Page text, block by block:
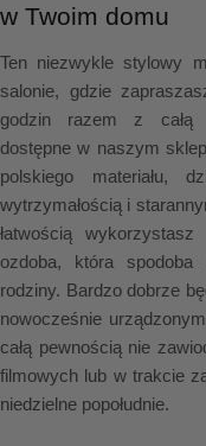
w Twoim domu
Ten niezwykle stylowy
salonie, gdzie
godzin razem z całą
dostępne w naszym
polskiego materiału,
wytrzymałością i
łatwością
ozdoba, która spodoba
rodziny. Bardzo dobrze
nowocześnie
całą pewnością nie
filmowych lub w trakcie
niedzielne popołudnie.